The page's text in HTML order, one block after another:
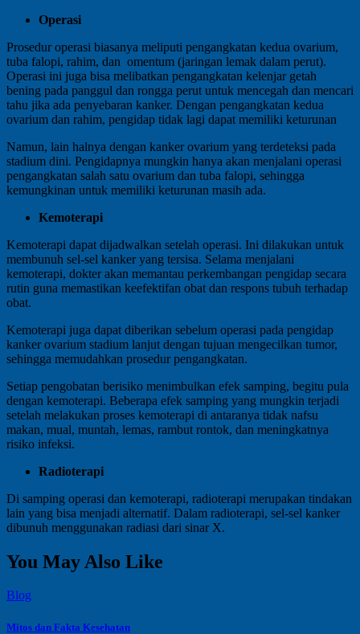
Operasi
Prosedur operasi biasanya meliputi pengangkatan kedua ovarium,
tuba falopi, rahim, dan omentum (jaringan lemak dalam perut).
Operasi ini juga bisa melibatkan pengangkatan kelenjar getah
bening pada panggul dan rongga perut untuk mencegah dan mencari
tahu jika ada penyebaran kanker. Dengan pengangkatan kedua
ovarium dan rahim, pengidap tidak lagi dapat memiliki keturunan
Namun, lain halnya dengan kanker ovarium yang terdeteksi pada
stadium dini. Pengidapnya mungkin hanya akan menjalani operasi
pengangkatan salah satu ovarium dan tuba falopi, sehingga
kemungkinan untuk memiliki keturunan masih ada.
Kemoterapi
Kemoterapi dapat dijadwalkan setelah operasi. Ini dilakukan untuk
membunuh sel-sel kanker yang tersisa. Selama menjalani
kemoterapi, dokter akan memantau perkembangan pengidap secara
rutin guna memastikan keefektifan obat dan respons tubuh terhadap
obat.
Kemoterapi juga dapat diberikan sebelum operasi pada pengidap
kanker ovarium stadium lanjut dengan tujuan mengecilkan tumor,
sehingga memudahkan prosedur pengangkatan.
Setiap pengobatan berisiko menimbulkan efek samping, begitu pula
dengan kemoterapi. Beberapa efek samping yang mungkin terjadi
setelah melakukan proses kemoterapi di antaranya tidak nafsu
makan, mual, muntah, lemas, rambut rontok, dan meningkatnya
risiko infeksi.
Radioterapi
Di samping operasi dan kemoterapi, radioterapi merupakan tindakan
lain yang bisa menjadi alternatif. Dalam radioterapi, sel-sel kanker
dibunuh menggunakan radiasi dari sinar X.
You May Also Like
Blog
Mitos dan Fakta Kesehatan